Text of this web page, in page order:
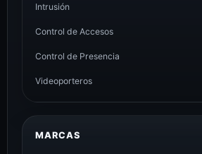
Intrusión
Control de Accesos
Control de Presencia
Videoporteros
MARCAS